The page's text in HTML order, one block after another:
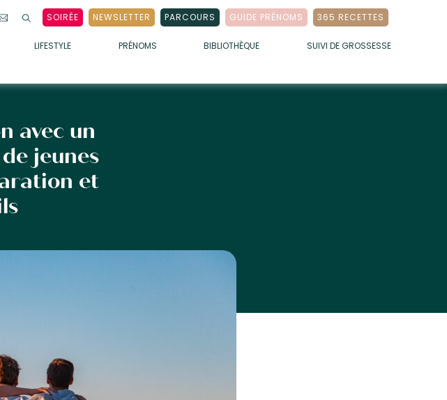
SOIRÉE NEWSLETTER PARCOURS GUIDE PRÉNOMS 365 RECETTES
LIFESTYLE PRÉNOMS BIBLIOTHÈQUE SUIVI DE GROSSESSE
avec un
jeunes
et